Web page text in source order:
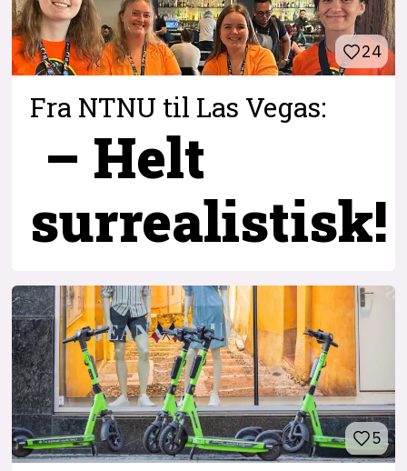
24
Fra NTNU til Las Vegas:
– Helt
surrealistisk!
5